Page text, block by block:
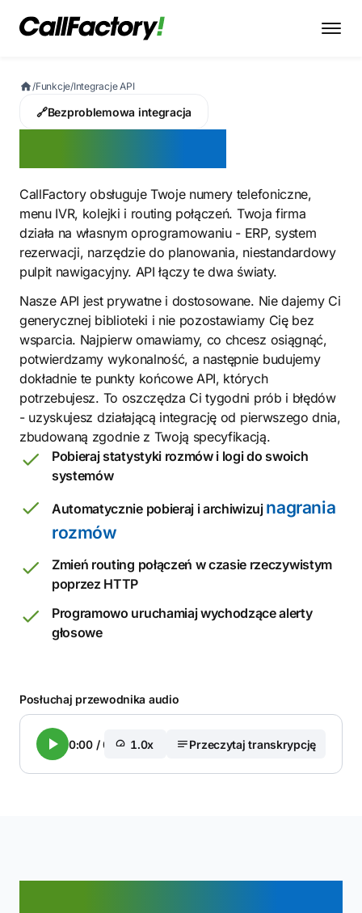
/Funkcje/Integracje API
🔗Bezproblemowa integracja
CallFactory obsługuje Twoje numery telefoniczne,
menu IVR, kolejki i routing połączeń. Twoja firma
działa na własnym oprogramowaniu - ERP, system
rezerwacji, narzędzie do planowania, niestandardowy
pulpit nawigacyjny. API łączy te dwa światy.
Nasze API jest prywatne i dostosowane. Nie dajemy Ci
generycznej biblioteki i nie pozostawiamy Cię bez
wsparcia. Najpierw omawiamy, co chcesz osiągnąć,
potwierdzamy wykonalność, a następnie budujemy
dokładnie te punkty końcowe API, których
potrzebujesz. To oszczędza Ci tygodni prób i błędów
- uzyskujesz działającą integrację od pierwszego dnia,
zbudowaną zgodnie z Twoją specyfikacją.
Pobieraj statystyki rozmów i logi do swoich
systemów
Automatycznie pobieraj i archiwizuj nagrania
rozmów
Zmień routing połączeń w czasie rzeczywistym
poprzez HTTP
Programowo uruchamiaj wychodzące alerty
głosowe
Posłuchaj przewodnika audio
0:00/0:00 1.0x Przeczytaj transkrypcję